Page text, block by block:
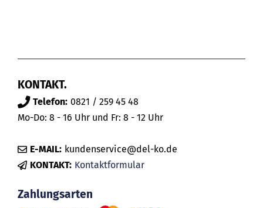
KONTAKT.
Telefon: 0821 / 259 45 48
Mo-Do: 8 - 16 Uhr und Fr: 8 - 12 Uhr
E-MAIL: kundenservice@del-ko.de
KONTAKT: Kontaktformular
Zahlungsarten